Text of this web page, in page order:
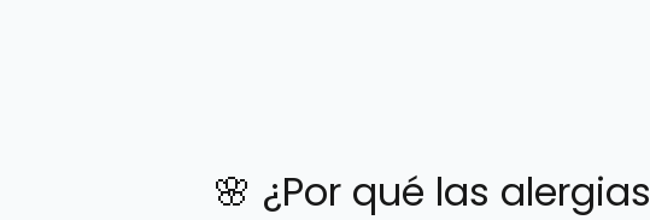
🌸 ¿Por qué las